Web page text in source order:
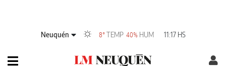
Neuquén 8° TEMP 40% HUM 11:17 HS